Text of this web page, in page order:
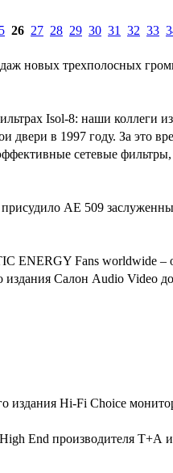
26 27 28 29 30 31 32 33
новых трехполосных
Isol-8: наши
в 1997 году. За это
сетевые
AE 509
ENERGY Fans worldwide –
издания Салон Audio Video
издания Hi-Fi Choice
End производителя Т+А